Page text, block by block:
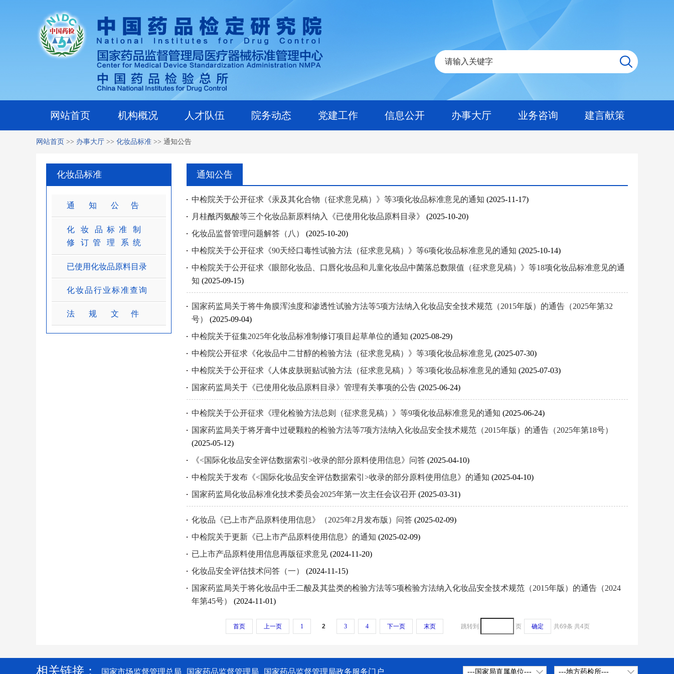
网站首页 机构概况 人才队伍 院务动态 党建工作 信息公开 办事大厅 业务咨询 建言献策
网站首页 >> 办事大厅 >> 化妆品标准 >> 通知公告
化妆品标准
通 知 公 告
化 妆 品 标 准 制
修 订 管 理 系 统
已使用化妆品原料目录
化妆品行业标准查询
法 规 文 件
通知公告
中检院关于公开征求《汞及其化合物（征求意见稿）》等3项化妆品标准意见的通知 (2025-11-17)
月桂酰丙氨酸等三个化妆品新原料纳入《已使用化妆品原料目录》 (2025-10-20)
化妆品监督管理问题解答（八） (2025-10-20)
中检院关于公开征求《90天经口毒性试验方法（征求意见稿）》等6项化妆品标准意见的通知 (2025-10-14)
中检院关于公开征求《眼部化妆品、口唇化妆品和儿童化妆品中菌落总数限值（征求意见稿）》等18项化妆品标准意见的通
知 (2025-09-15)
国家药监局关于将牛角膜浑浊度和渗透性试验方法等5项方法纳入化妆品安全技术规范（2015年版）的通告（2025年第32
号） (2025-09-04)
中检院关于征集2025年化妆品标准制修订项目起草单位的通知 (2025-08-29)
中检院公开征求《化妆品中二甘醇的检验方法（征求意见稿）》等3项化妆品标准意见 (2025-07-30)
中检院关于公开征求《人体皮肤斑贴试验方法（征求意见稿）》等3项化妆品标准意见的通知 (2025-07-03)
国家药监局关于《已使用化妆品原料目录》管理有关事项的公告 (2025-06-24)
中检院关于公开征求《理化检验方法总则（征求意见稿）》等9项化妆品标准意见的通知 (2025-06-24)
国家药监局关于将牙膏中过硬颗粒的检验方法等7项方法纳入化妆品安全技术规范（2015年版）的通告（2025年第18号）
(2025-05-12)
《<国际化妆品安全评估数据索引>收录的部分原料使用信息》问答 (2025-04-10)
中检院关于发布《<国际化妆品安全评估数据索引>收录的部分原料使用信息》的通知 (2025-04-10)
国家药监局化妆品标准化技术委员会2025年第一次主任会议召开 (2025-03-31)
化妆品《已上市产品原料使用信息》（2025年2月发布版）问答 (2025-02-09)
中检院关于更新《已上市产品原料使用信息》的通知 (2025-02-09)
已上市产品原料使用信息再版征求意见 (2024-11-20)
化妆品安全评估技术问答（一） (2024-11-15)
国家药监局关于将化妆品中壬二酸及其盐类的检验方法等5项检验方法纳入化妆品安全技术规范（2015年版）的通告（2024
年第45号） (2024-11-01)
首页 上一页 1 2 3 4 下一页 末页 跳转到 页 确定 共69条 共4页
相关链接： 国家市场监督管理总局 国家药品监督管理局 国家药品监督管理局政务服务门户 ---地方药检所---
---国家局直属单位---